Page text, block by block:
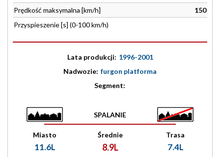
Prędkość maksymalna [km/h]
150
Przyspieszenie [s] (0-100 km/h)
Lata produkcji: 1996-2001
Nadwozie: furgon platforma
Segment:
SPALANIE
Miasto
11.6L
Średnie
8.9L
Trasa
7.4L